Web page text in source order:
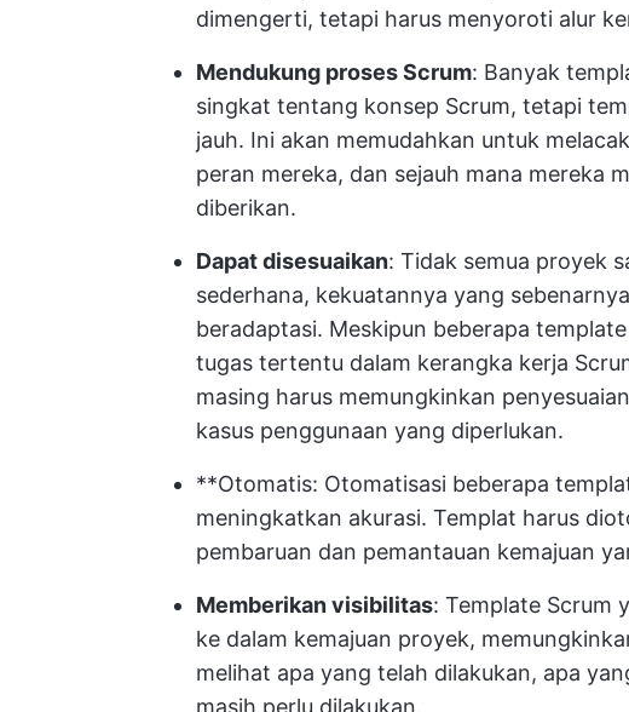
dimengerti, tetapi harus menyoroti alur
Mendukung proses Scrum: Banyak
singkat tentang konsep Scrum, tetapi
jauh. Ini akan memudahkan untuk
peran mereka, dan sejauh mana mereka
diberikan.
Dapat disesuaikan: Tidak semua proyek
sederhana, kekuatannya yang
beradaptasi. Meskipun beberapa
tugas tertentu dalam kerangka kerja
masing harus memungkinkan
kasus penggunaan yang diperlukan.
**Otomatis: Otomatisasi beberapa
meningkatkan akurasi. Templat harus
pembaruan dan pemantauan kemajuan
Memberikan visibilitas: Template Scrum
ke dalam kemajuan proyek,
melihat apa yang telah dilakukan, apa